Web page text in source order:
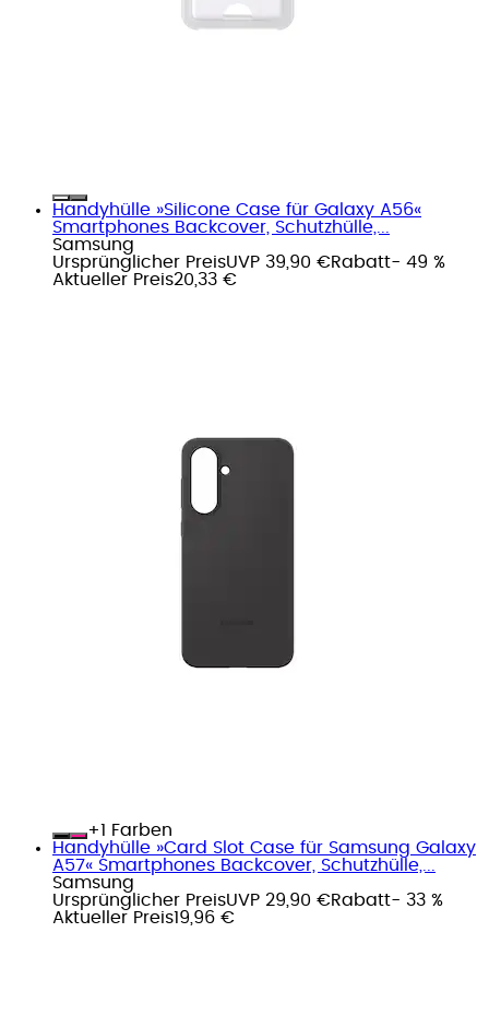
Handyhülle »Silicone Case für Galaxy A56«
Smartphones Backcover, Schutzhülle,...
Samsung
Ursprünglicher PreisUVP 39,90 €Rabatt- 49 %
Aktueller Preis20,33 €
+
Farben
Handyhülle »Card Slot Case für Samsung Galaxy
A57« Smartphones Backcover, Schutzhülle,...
Samsung
Ursprünglicher PreisUVP 29,90 €Rabatt- 33 %
Aktueller Preis19,96 €